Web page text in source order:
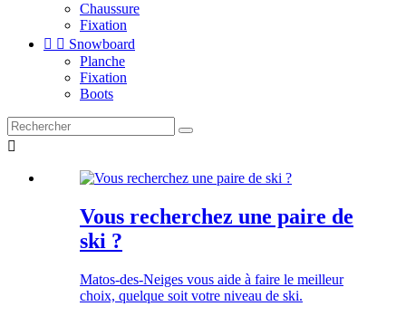
Chaussure
Fixation
  Snowboard
Planche
Fixation
Boots

Vous recherchez une paire de
ski ?
Matos-des-Neiges vous aide à faire le meilleur
choix, quelque soit votre niveau de ski.